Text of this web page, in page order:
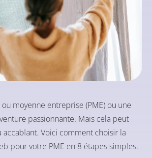
moyenne entreprise (PME) ou une
passionnante. Mais cela peut
accablant. Voici comment choisir la
pour votre PME en 8 étapes simples.